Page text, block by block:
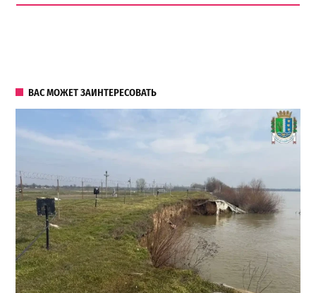
ВАС МОЖЕТ ЗАИНТЕРЕСОВАТЬ